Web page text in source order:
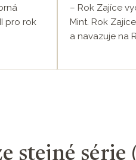
pro rok
– Rok Zajíce
Mint. Rok
a navazuje na
stejné